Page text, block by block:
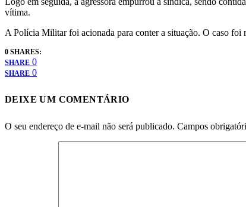
vítima.
A Polícia Militar foi acionada para conter a situação. O caso foi
0 SHARES:
SHARE 0
SHARE 0
DEIXE UM COMENTÁRIO
O seu endereço de e-mail não será publicado. Campos